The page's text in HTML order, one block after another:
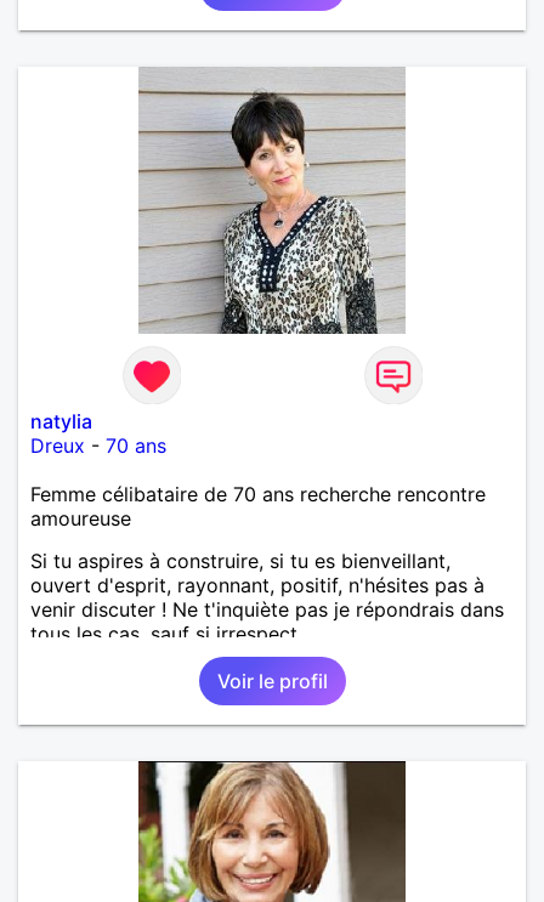
natylia
Dreux - 70 ans
Femme célibataire de 70 ans recherche rencontre
amoureuse
Si tu aspires à construire, si tu es bienveillant,
ouvert d'esprit, rayonnant, positif, n'hésites pas à
venir discuter ! Ne t'inquiète pas je répondrais dans
tous les cas, sauf si irrespect.
Voir le profil